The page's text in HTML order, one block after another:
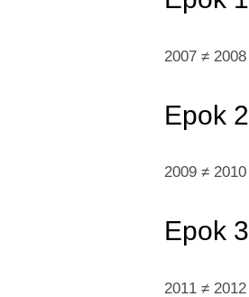
2007 ≠ 2008
Epok 2
2009 ≠ 2010
Epok3
2011 ≠ 2012